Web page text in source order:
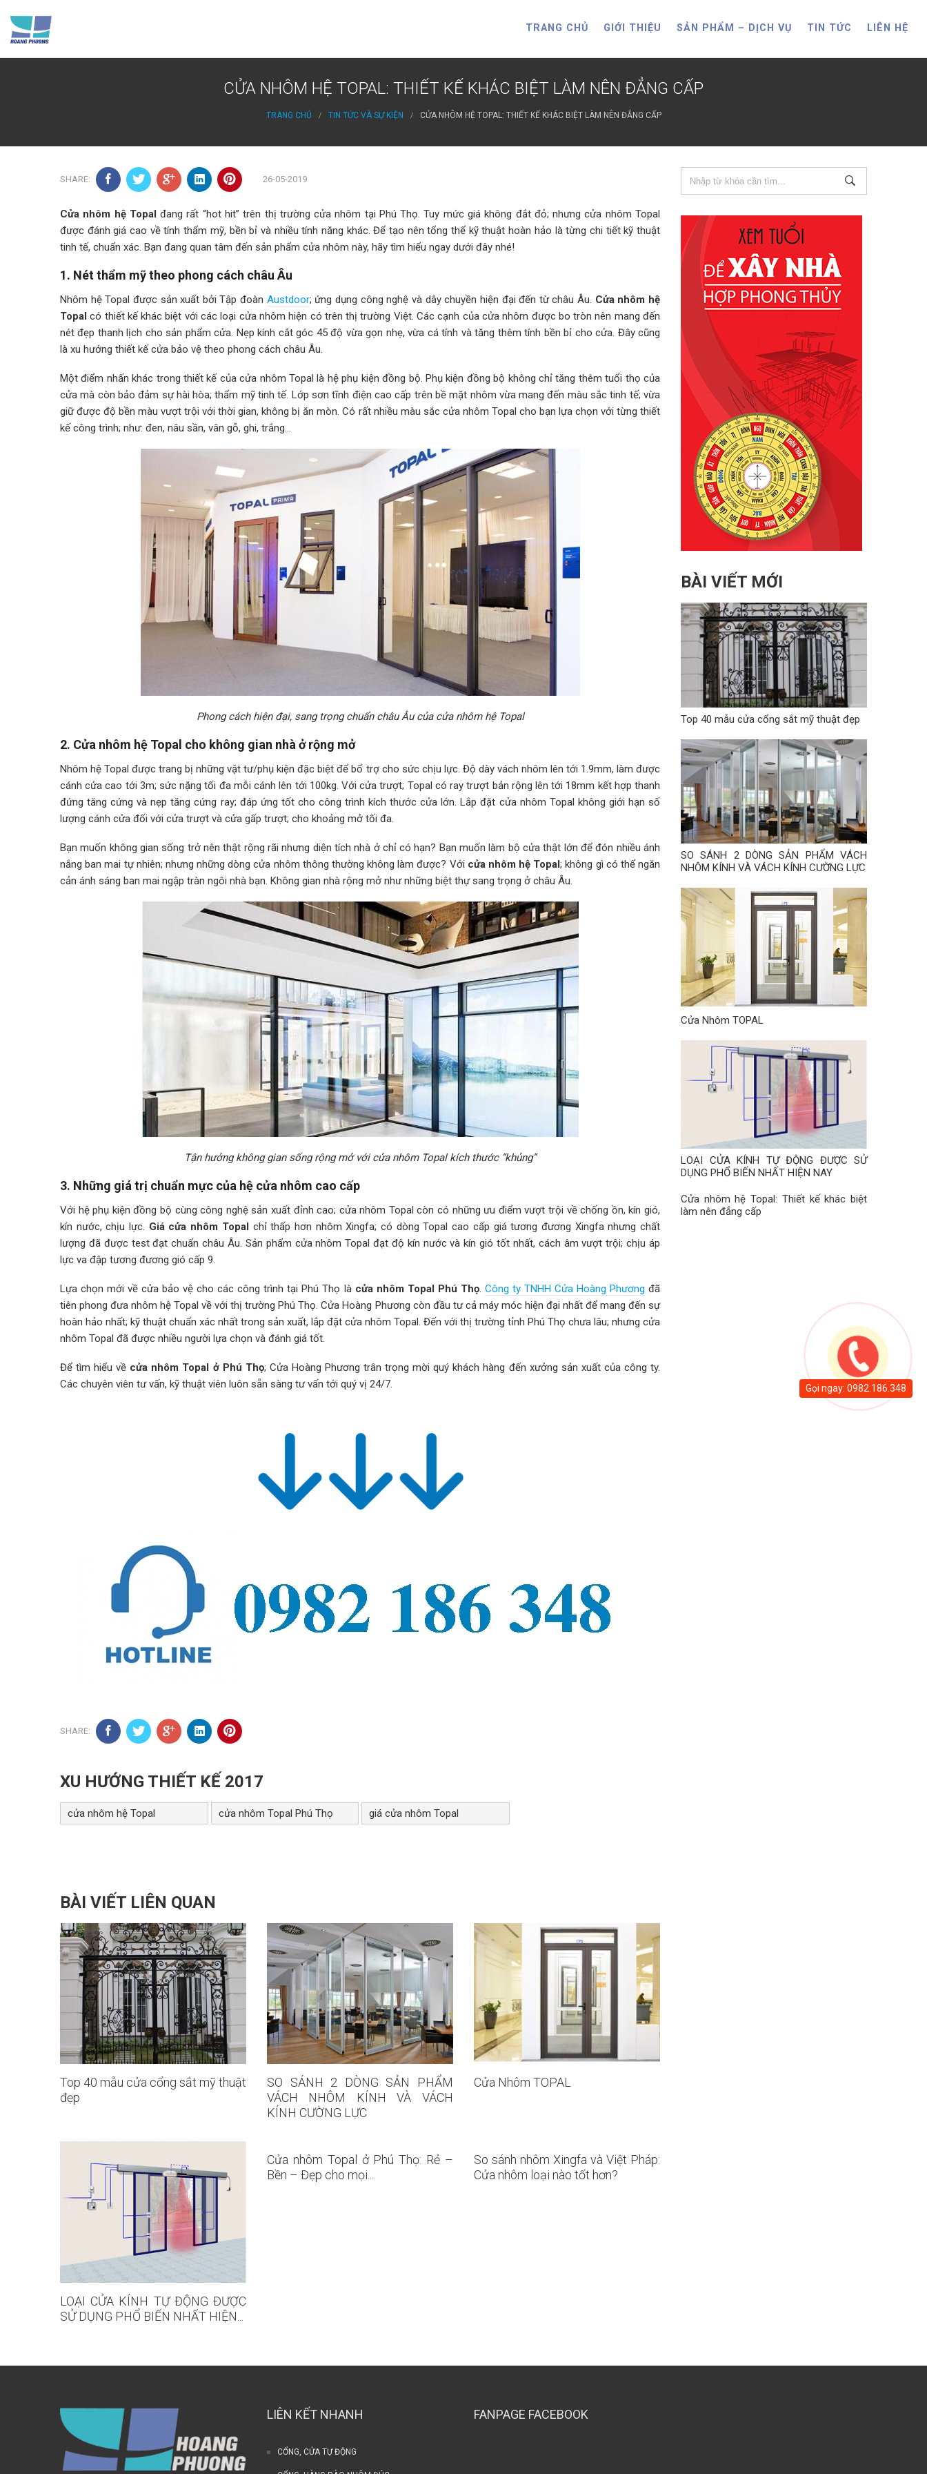
content
TRANG CHỦ GIỚI THIỆU SẢN PHẨM – DỊCH VỤ TIN TỨC LIÊN HỆ
CỬA NHÔM HỆ TOPAL: THIẾT KẾ KHÁC BIỆT LÀM NÊN ĐẲNG CẤP
TRANG CHỦ TIN TỨC VÀ SỰ KIỆN CỬA NHÔM HỆ TOPAL: THIẾT KẾ KHÁC BIỆT LÀM NÊN ĐẲNG CẤP
SHARE: 26-05-2019
Cửa nhôm hệ Topal đang rất “hot hit” trên thị trường cửa nhôm tại Phú Thọ. Tuy mức giá không đắt đỏ; nhưng cửa nhôm Topal
được đánh giá cao về tính thẩm mỹ, bền bỉ và nhiều tính năng khác. Để tạo nên tổng thể kỹ thuật hoàn hảo là từng chi tiết kỹ thuật
tinh tế, chuẩn xác. Bạn đang quan tâm đến sản phẩm cửa nhôm này, hãy tìm hiểu ngay dưới đây nhé!
1. Nét thẩm mỹ theo phong cách châu Âu
Nhôm hệ Topal được sản xuất bởi Tập đoàn Austdoor; ứng dụng công nghệ và dây chuyền hiện đại đến từ châu Âu. Cửa nhôm hệ
Topal có thiết kế khác biệt với các loại cửa nhôm hiện có trên thị trường Việt. Các cạnh của cửa nhôm được bo tròn nên mang đến
nét đẹp thanh lịch cho sản phẩm cửa. Nẹp kính cắt góc 45 độ vừa gọn nhẹ, vừa cá tính và tăng thêm tính bền bỉ cho cửa. Đây cũng
là xu hướng thiết kế cửa bảo vệ theo phong cách châu Âu.
Một điểm nhấn khác trong thiết kế của cửa nhôm Topal là hệ phụ kiện đồng bộ. Phụ kiện đồng bộ không chỉ tăng thêm tuổi thọ của
cửa mà còn bảo đảm sự hài hòa; thẩm mỹ tinh tế. Lớp sơn tĩnh điện cao cấp trên bề mặt nhôm vừa mang đến màu sắc tinh tế; vừa
giữ được độ bền màu vượt trội với thời gian, không bị ăn mòn. Có rất nhiều màu sắc cửa nhôm Topal cho bạn lựa chọn với từng thiết
kế công trình; như: đen, nâu sần, vân gỗ, ghi, trắng…
Phong cách hiện đại, sang trọng chuẩn châu Âu của cửa nhôm hệ Topal
2. Cửa nhôm hệ Topal cho không gian nhà ở rộng mở
Nhôm hệ Topal được trang bị những vật tư/phụ kiện đặc biệt để bổ trợ cho sức chịu lực. Độ dày vách nhôm lên tới 1.9mm, làm được
cánh cửa cao tới 3m; sức nặng tối đa mỗi cánh lên tới 100kg. Với cửa trượt; Topal có ray trượt bản rộng lên tới 18mm kết hợp thanh
đứng tăng cứng và nẹp tăng cứng ray; đáp ứng tốt cho công trình kích thước cửa lớn. Lắp đặt cửa nhôm Topal không giới hạn số
lượng cánh cửa đối với cửa trượt và cửa gấp trượt; cho khoảng mở tối đa.
Bạn muốn không gian sống trở nên thật rộng rãi nhưng diện tích nhà ở chỉ có hạn? Bạn muốn làm bộ cửa thật lớn để đón nhiều ánh
nắng ban mai tự nhiên; nhưng những dòng cửa nhôm thông thường không làm được? Với cửa nhôm hệ Topal; không gì có thể ngăn
cản ánh sáng ban mai ngập tràn ngôi nhà bạn. Không gian nhà rộng mở như những biệt thự sang trọng ở châu Âu.
Tận hưởng không gian sống rộng mở với cửa nhôm Topal kích thước “khủng”
3. Những giá trị chuẩn mực của hệ cửa nhôm cao cấp
Với hệ phụ kiện đồng bộ cùng công nghệ sản xuất đỉnh cao; cửa nhôm Topal còn có những ưu điểm vượt trội về chống ồn, kín gió,
kín nước, chịu lực. Giá cửa nhôm Topal chỉ thấp hơn nhôm Xingfa; có dòng Topal cao cấp giá tương đương Xingfa nhưng chất
lượng đã được test đạt chuẩn châu Âu. Sản phẩm cửa nhôm Topal đạt độ kín nước và kín gió tốt nhất, cách âm vượt trội; chịu áp
lực va đập tương đương gió cấp 9.
Lựa chọn mới về cửa bảo vệ cho các công trình tại Phú Thọ là cửa nhôm Topal Phú Thọ. Công ty TNHH Cửa Hoàng Phương đã
tiên phong đưa nhôm hệ Topal về với thị trường Phú Thọ. Cửa Hoàng Phương còn đầu tư cả máy móc hiện đại nhất để mang đến sự
hoàn hảo nhất; kỹ thuật chuẩn xác nhất trong sản xuất, lắp đặt cửa nhôm Topal. Đến với thị trường tỉnh Phú Thọ chưa lâu; nhưng cửa
nhôm Topal đã được nhiều người lựa chọn và đánh giá tốt.
Để tìm hiểu về cửa nhôm Topal ở Phú Thọ; Cửa Hoàng Phương trân trọng mời quý khách hàng đến xưởng sản xuất của công ty.
Các chuyên viên tư vấn, kỹ thuật viên luôn sẵn sàng tư vấn tới quý vị 24/7.
SHARE:
XU HƯỚNG THIẾT KẾ 2017
cửa nhôm hệ Topal cửa nhôm Topal Phú Thọ giá cửa nhôm Topal
BÀI VIẾT LIÊN QUAN
Top 40 mẫu cửa cổng sắt mỹ thuật
đẹp
SO SÁNH 2 DÒNG SẢN PHẨM
VÁCH NHÔM KÍNH VÀ VÁCH
KÍNH CƯỜNG LỰC
Cửa Nhôm TOPAL
LOẠI CỬA KÍNH TỰ ĐỘNG ĐƯỢC
SỬ DỤNG PHỔ BIẾN NHẤT HIỆN...
Cửa nhôm Topal ở Phú Thọ: Rẻ –
Bền – Đẹp cho mọi...
So sánh nhôm Xingfa và Việt Pháp:
Cửa nhôm loại nào tốt hơn?
BÀI VIẾT MỚI
Top 40 mẫu cửa cổng sắt mỹ thuật đẹp
SO SÁNH 2 DÒNG SẢN PHẨM VÁCH
NHÔM KÍNH VÀ VÁCH KÍNH CƯỜNG LỰC
Cửa Nhôm TOPAL
LOẠI CỬA KÍNH TỰ ĐỘNG ĐƯỢC SỬ
DỤNG PHỔ BIẾN NHẤT HIỆN NAY
Cửa nhôm hệ Topal: Thiết kế khác biệt
làm nên đẳng cấp
LIÊN KẾT NHANH
CỔNG, CỬA TỰ ĐỘNG
FANPAGE FACEBOOK
Gọi ngay: 0982.186.348